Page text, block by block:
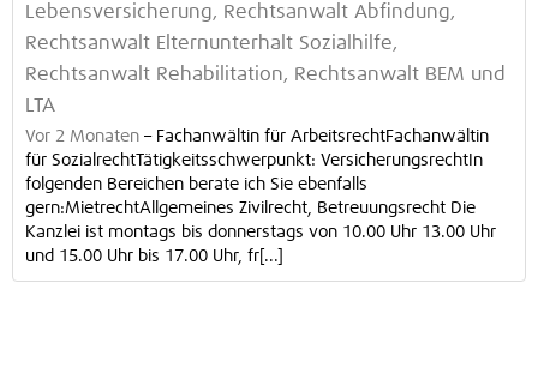
Lebensversicherung, Rechtsanwalt Abfindung,
Rechtsanwalt Elternunterhalt Sozialhilfe,
Rechtsanwalt Rehabilitation, Rechtsanwalt BEM und
LTA
Vor 2 Monaten – Fachanwältin für ArbeitsrechtFachanwältin
für SozialrechtTätigkeitsschwerpunkt: VersicherungsrechtIn
folgenden Bereichen berate ich Sie ebenfalls
gern:MietrechtAllgemeines Zivilrecht, Betreuungsrecht Die
Kanzlei ist montags bis donnerstags von 10.00 Uhr 13.00 Uhr
und 15.00 Uhr bis 17.00 Uhr, fr[...]